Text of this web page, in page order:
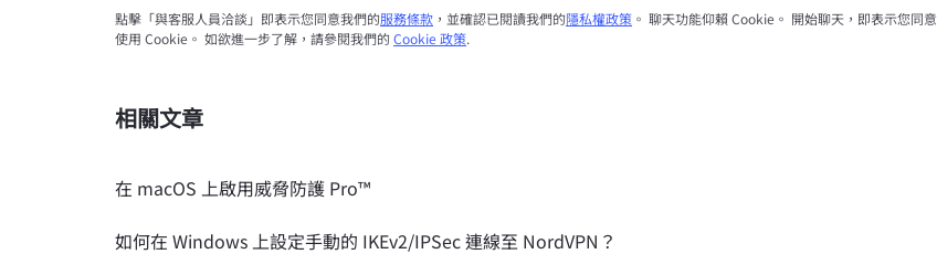
點擊「與客服人員洽談」即表示您同意我們的服務條款 ，並確認已閱讀我們的隱私權政策 。 聊天功能仰賴 Cookie。 開始聊天，即表示您同意
使用 Cookie。 如欲進一步了解，請參閱我們的 Cookie 政策.
相關文章
在 macOS 上啟用威脅防護 Pro™
如何在 Windows 上設定手動的 IKEv2/IPSec 連線至 NordVPN？